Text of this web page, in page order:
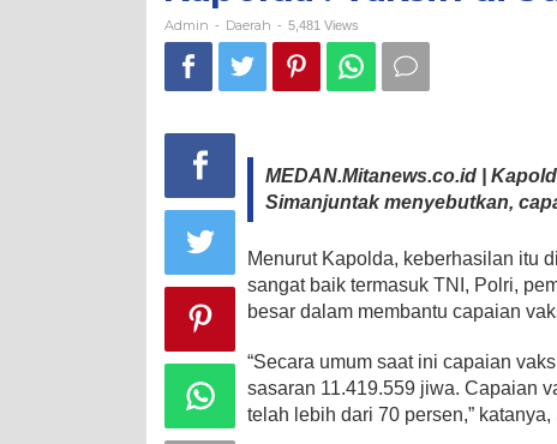
70
Persen
Admin - Daerah - 5,481 Views
MEDAN.Mitanews.co.id |
Simanjuntak menyebutkan,
Menurut Kapolda, keberhasilan itu
sangat baik termasuk TNI, Polri,
besar dalam membantu capaian
“Secara umum saat ini capaian
sasaran 11.419.559 jiwa. Capaian
telah lebih dari 70 persen,”